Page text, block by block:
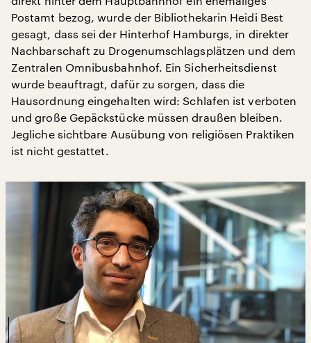
Postamt bezog, wurde der Bibliothekarin Heidi Best
gesagt, dass sei der Hinterhof Hamburgs, in direkter
Nachbarschaft zu Drogenumschlagsplätzen und dem
Zentralen Omnibusbahnhof. Ein Sicherheitsdienst
wurde beauftragt, dafür zu sorgen, dass die
Hausordnung eingehalten wird: Schlafen ist verboten
und große Gepäckstücke müssen draußen bleiben.
Jegliche sichtbare Ausübung von religiösen Praktiken
ist nicht gestattet.